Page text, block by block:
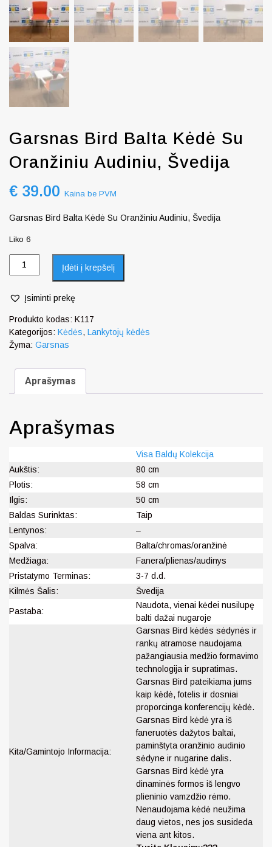
Garsnas Bird Balta Kėdė Su
Oranžiniu Audiniu, Švedija
€ 39.00 Kaina be PVM
Garsnas Bird Balta Kėdė Su Oranžiniu Audiniu, Švedija
Liko 6
Įdėti į krepšelį
Įsiminti prekę
Produkto kodas: K117
Kategorijos: Kėdės, Lankytojų kėdės
Žyma: Garsnas
Aprašymas
Aprašymas
Visa Baldų Kolekcija
Aukštis:
80 cm
Plotis:
58 cm
Ilgis:
50 cm
Baldas Surinktas:
Taip
Lentynos:
–
Spalva:
Balta/chromas/oranžinė
Medžiaga:
Fanera/plienas/audinys
Pristatymo Terminas:
3-7 d.d.
Kilmės Šalis:
Švedija
Pastaba:
Naudota, vienai kėdei nusilupę
balti dažai nugaroje
Kita/Gamintojo Informacija:
Garsnas Bird kėdės sėdynės ir
rankų atramose naudojama
pažangiausia medžio formavimo
technologija ir supratimas.
Garsnas Bird pateikiama jums
kaip kėdė, fotelis ir dosniai
proporcinga konferencijų kėdė.
Garsnas Bird kėdė yra iš
faneruotės dažytos baltai,
paminštyta oranžinio audinio
sėdyne ir nugarine dalis.
Garsnas Bird kėdė yra
dinaminės formos iš lengvo
plieninio vamzdžio rėmo.
Nenaudojama kėdė neužima
daug vietos, nes jos susideda
viena ant kitos.